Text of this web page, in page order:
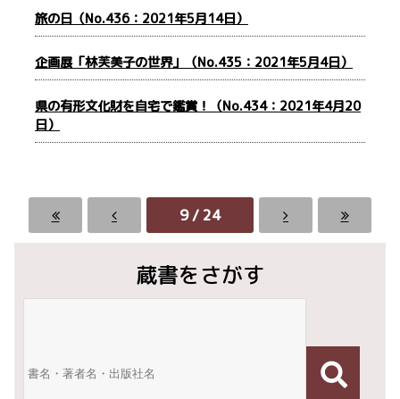
旅の日（No.436：2021年5月14日）
企画展「林芙美子の世界」（No.435：2021年5月4日）
県の有形文化財を自宅で鑑賞！（No.434：2021年4月20
日）
9 / 24
蔵書をさがす